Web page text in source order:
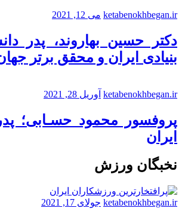
ketabenokhbegan.ir می 12, 2021
دکتر حسین بهاروند، پدر
بنیادی ایران و محقق برتر
ketabenokhbegan.ir آوریل 28, 2021
پروفسور محمود حسـابی؛
ایران
نخبگان ورزش
ketabenokhbegan.ir جولای 17, 2021